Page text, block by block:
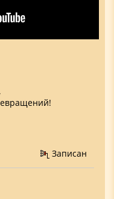
Записан